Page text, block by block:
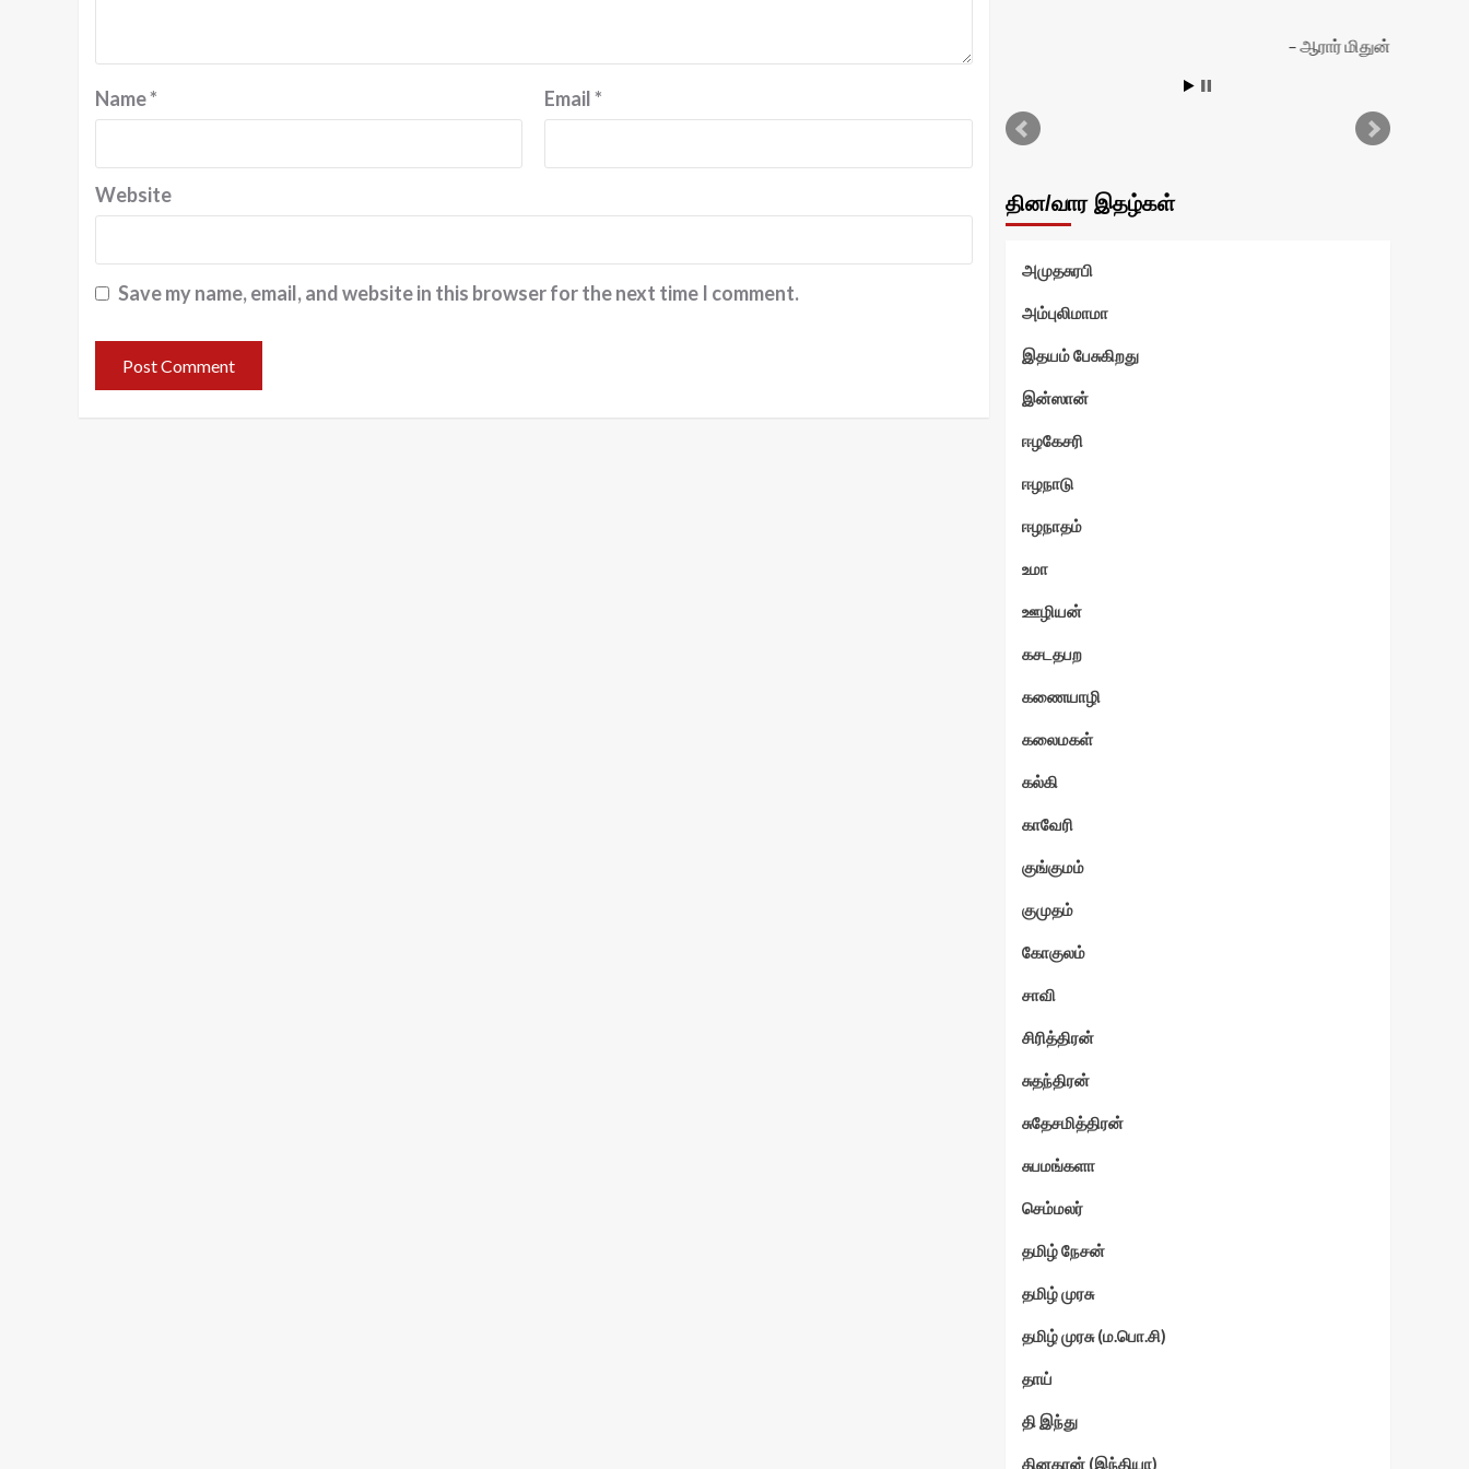
Name* Email*
Website
Save my name, email, and website in this browser for the next time I comment.
ஆரார் மிதுன்
தின/வார இதழ்கள்
அமுதசுரபி
அம்புலிமாமா
இதயம் பேசுகிறது
இன்ஸான்
ஈழகேசரி
ஈழநாடு
ஈழநாதம்
உமா
ஊழியன்
கசடதபற
கணையாழி
கலைமகள்
கல்கி
காவேரி
குங்குமம்
குமுதம்
கோகுலம்
சாவி
சிரித்திரன்
சுதந்திரன்
சுதேசமித்திரன்
சுபமங்களா
செம்மலர்
தமிழ் நேசன்
தமிழ் முரசு
தமிழ் முரசு (ம.பொ.சி)
தாய்
தி இந்து
தினகரன் (இந்தியா)